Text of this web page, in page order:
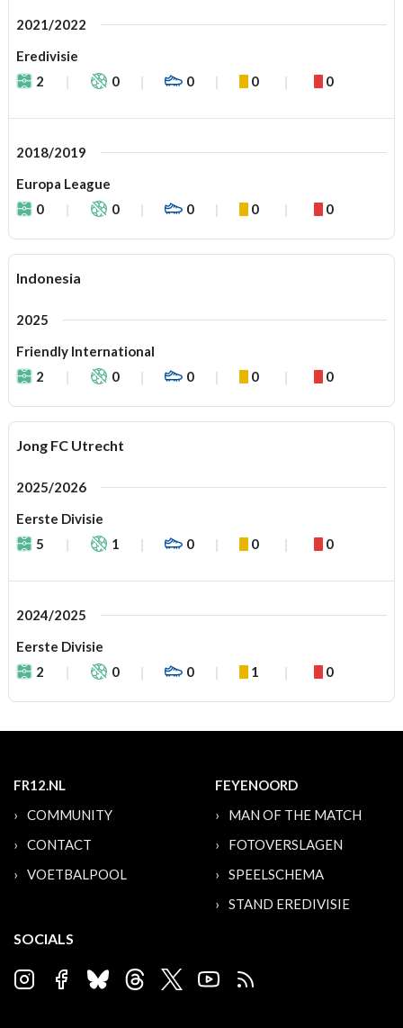
2021/2022
Eredivisie
2
0 0 0 0
2018/2019
Europa League
0
0 0 0 0
Indonesia
2025
Friendly International
2
0 0 0 0
Jong FC Utrecht
2025/2026
Eerste Divisie
5
1 0 0 0
2024/2025
Eerste Divisie
2
0 0 1 0
FR12.NL
COMMUNITY
CONTACT
VOETBALPOOL
FEYENOORD
MAN OF THE MATCH
FOTOVERSLAGEN
SPEELSCHEMA
STAND EREDIVISIE
SOCIALS